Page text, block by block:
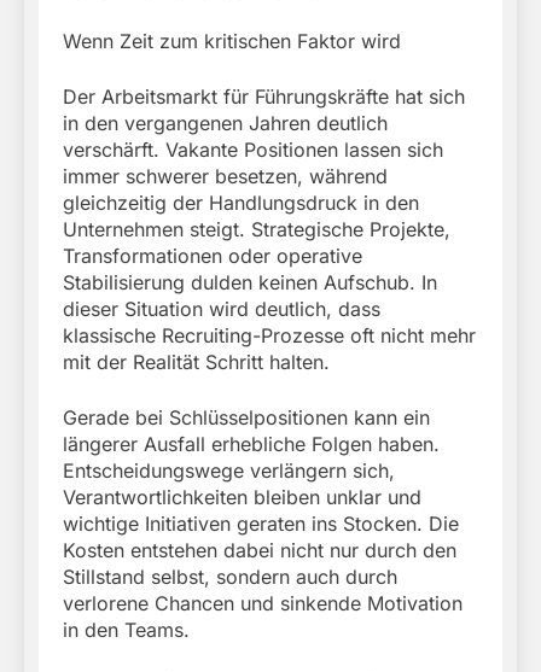
Wenn Zeit zum kritischen Faktor wird
Der Arbeitsmarkt für Führungskräfte hat sich
in den vergangenen Jahren deutlich
verschärft. Vakante Positionen lassen sich
immer schwerer besetzen, während
gleichzeitig der Handlungsdruck in den
Unternehmen steigt. Strategische Projekte,
Transformationen oder operative
Stabilisierung dulden keinen Aufschub. In
dieser Situation wird deutlich, dass
klassische Recruiting-Prozesse oft nicht mehr
mit der Realität Schritt halten.
Gerade bei Schlüsselpositionen kann ein
längerer Ausfall erhebliche Folgen haben.
Entscheidungswege verlängern sich,
Verantwortlichkeiten bleiben unklar und
wichtige Initiativen geraten ins Stocken. Die
Kosten entstehen dabei nicht nur durch den
Stillstand selbst, sondern auch durch
verlorene Chancen und sinkende Motivation
in den Teams.